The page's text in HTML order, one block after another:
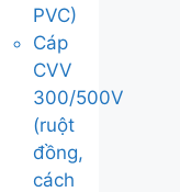
PVC)
Cáp
CVV
300/500V
(ruột
đồng,
cách